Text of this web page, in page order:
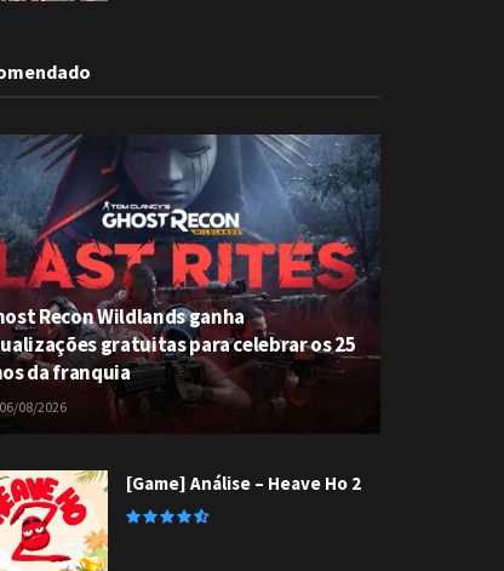
Recon Wildlands ganha
gratuitas para celebrar os 25
da franquia
06/08/2026
[Game] Análise – Heave Ho 2